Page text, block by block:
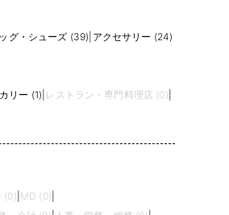
グ・シューズ (39) アクセサリー (24)
リー (1) レストラン・専門料理店 (0)
(0) MD (0)